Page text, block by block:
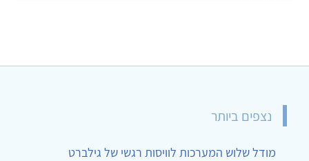
נצפים ביותר
מודל שלוש המערכות לוויסות רגשי של גילברט